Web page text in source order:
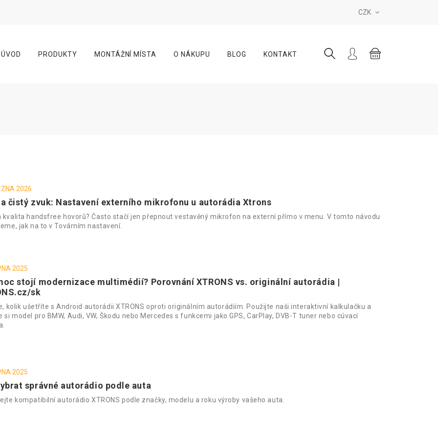
CZK
ÚVOD PRODUKTY MONTÁŽNÍ MÍSTA O NÁKUPU BLOG KONTAKT
2026
čistý zvuk: Nastavení externího mikrofonu u autorádia Xtrons
kvalita handsfree hovorů? Často stačí jen přepnout vestavěný mikrofon na externí přímo v menu. V tomto návodu
jak na to v Továrním nastavení.
2025
stojí modernizace multimédií? Porovnání XTRONS vs. originální autorádia |
sk
kolik ušetříte s Android autorádii XTRONS oproti originálním autorádiím. Použijte naši interaktivní kalkulačku a
si model pro BMW, Audi, VW, Škodu nebo Mercedes s funkcemi jako GPS, CarPlay, DVB-T tuner nebo cúvací
2025
správné autorádio podle auta
kompatibilní autorádio XTRONS podle značky, modelu a roku výroby vašeho auta.